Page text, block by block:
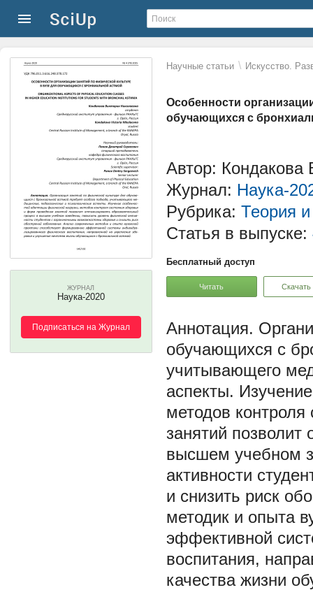
Научные статьи \ Искусство.
Особенности
обучающихся с
ЖУРНАЛ
Наука-2020
Подписаться на Журнал
Автор:
Журнал: Наука-
Рубрика: Теория и
Статья в выпуске:
Бесплатный доступ
Читать Скачать
обучающихся с
учитывающего
аспекты.
методов
занятий позволит
высшем учебном
активности
и снизить риск
методик и опыта
эффективной
воспитания,
качества жизни